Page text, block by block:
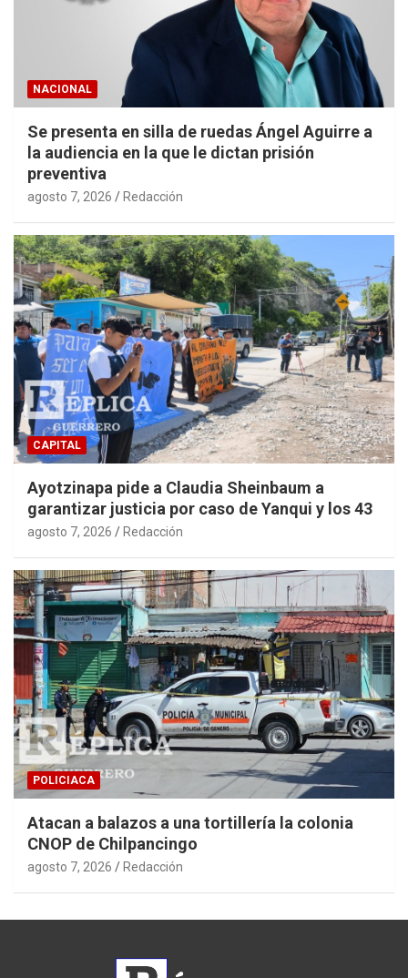
NACIONAL
Se presenta en silla de ruedas Ángel Aguirre a
la audiencia en la que le dictan prisión
preventiva
agosto 7, 2026 Redacción
CAPITAL
Ayotzinapa pide a Claudia Sheinbaum a
garantizar justicia por caso de Yanqui y los 43
agosto 7, 2026 Redacción
POLICIACA
Atacan a balazos a una tortillería la colonia
CNOP de Chilpancingo
agosto 7, 2026 Redacción